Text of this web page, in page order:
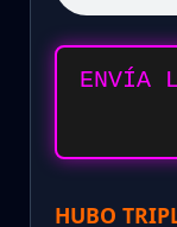
ENVÍA
HUBO